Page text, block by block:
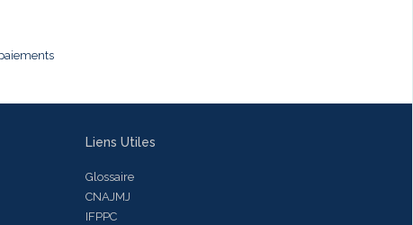
Liens Utiles
Glossaire
CNAJMJ
IFPPC